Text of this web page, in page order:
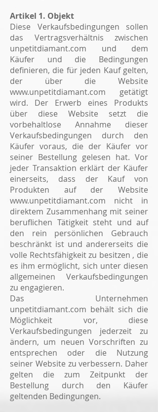
Artikel 1. Objekt
Diese Verkaufsbedingungen sollen
das Vertragsverhältnis zwischen
unpetitdiamant.com und dem
Käufer und die Bedingungen
definieren, die für jeden Kauf gelten,
der über die Website
www.unpetitdiamant.com getätigt
wird. Der Erwerb eines Produkts
über diese Website setzt die
vorbehaltlose Annahme dieser
Verkaufsbedingungen durch den
Käufer voraus, die der Käufer vor
seiner Bestellung gelesen hat. Vor
jeder Transaktion erklärt der Käufer
einerseits, dass der Kauf von
Produkten auf der Website
www.unpetitdiamant.com nicht in
direktem Zusammenhang mit seiner
beruflichen Tätigkeit steht und auf
den rein persönlichen Gebrauch
beschränkt ist und andererseits die
volle Rechtsfähigkeit zu besitzen , die
es ihm ermöglicht, sich unter diesen
allgemeinen Verkaufsbedingungen
zu engagieren.
Das Unternehmen
unpetitdiamant.com behält sich die
Möglichkeit vor, diese
Verkaufsbedingungen jederzeit zu
ändern, um neuen Vorschriften zu
entsprechen oder die Nutzung
seiner Website zu verbessern. Daher
gelten die zum Zeitpunkt der
Bestellung durch den Käufer
geltenden Bedingungen.